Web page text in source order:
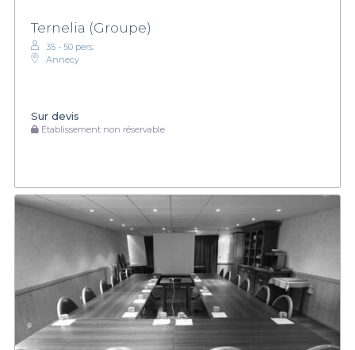
Ternelia (Groupe)
35 - 50 pers.
Annecy
Sur devis
Établissement non réservable